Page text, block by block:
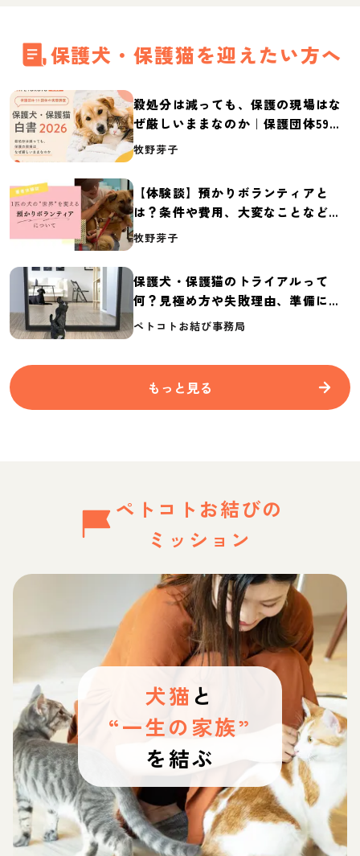
保護犬・保護猫を迎えたい方へ
殺処分は減っても、保護の現場はな
ぜ厳しいままなのか｜保護団体59団
体の実態調査【保護犬・保護猫白書
牧野芽子
【体験談】預かりボランティアと
は？条件や費用、大変なことなど紹
介
牧野芽子
保護犬・保護猫のトライアルって
何？見極め方や失敗理由、準備に必
要なものを紹介
ペトコトお結び事務局
もっと見る
ペトコトお結びの
ミッション
犬猫 と
“一生の家族”
を結ぶ